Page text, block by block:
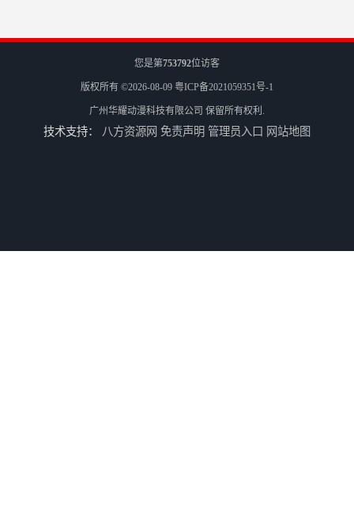
您是第753792位访客
版权所有 ©2026-08-09 粤ICP备2021059351号-1
广州华耀动漫科技有限公司 保留所有权利.
技术支持： 八方资源网 免责声明 管理员入口 网站地图